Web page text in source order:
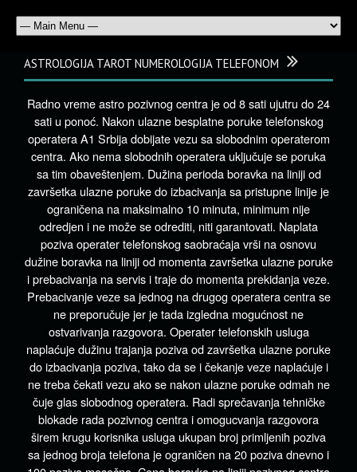
ASTROLOGIJA TAROT NUMEROLOGIJA TELEFONOM
Radno vreme astro pozivnog centra je od 8 sati ujutru do 24
sati u ponoć. Nakon ulazne besplatne poruke telefonskog
operatera A1 Srbija dobijate vezu sa slobodnim operaterom
centra. Ako nema slobodnih operatera uključuje se poruka
sa tim obaveštenjem. Dužina perioda boravka na liniji od
završetka ulazne poruke do izbacivanja sa pristupne linije je
ograničena na maksimalno 10 minuta, minimum nije
odredjen i ne može se odrediti, niti garantovati. Naplata
poziva operater telefonskog saobraćaja vrši na osnovu
dužine boravka na liniji od momenta završetka ulazne poruke
i prebacivanja na servis i traje do momenta prekidanja veze.
Prebacivanje veze sa jednog na drugog operatera centra se
ne preporučuje jer je tada izgledna mogućnost ne
ostvarivanja razgovora. Operater telefonskih usluga
naplaćuje dužinu trajanja poziva od završetka ulazne poruke
do izbacivanja poziva, tako da se i čekanje veze naplaćuje i
ne treba čekati vezu ako se nakon ulazne poruke odmah ne
čuje glas slobodnog operatera. Radi sprečavanja tehničke
blokade rada pozivnog centra i omogucvanja razgovora
širem krugu korisnika usluga ukupan broj primljenih poziva
sa jednog broja telefona je ograničen na 20 poziva dnevno i